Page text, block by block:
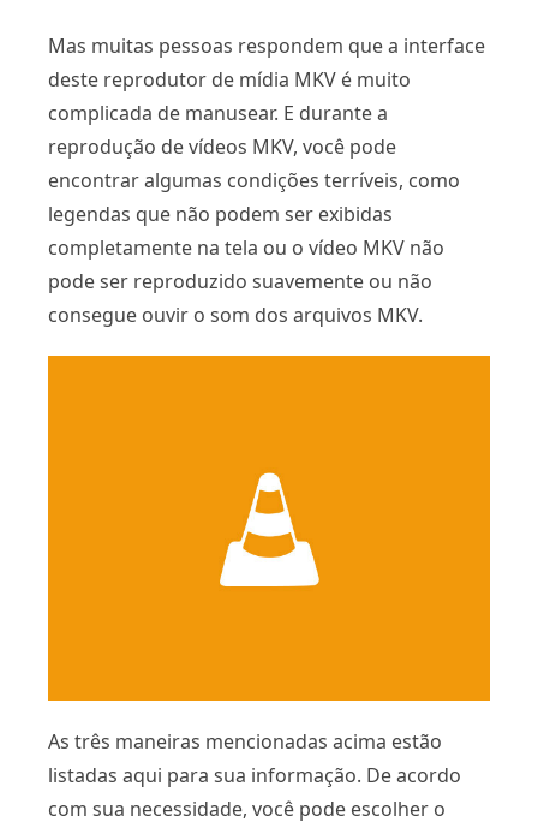
Mas muitas pessoas respondem que a interface
deste reprodutor de mídia MKV é muito
complicada de manusear. E durante a
reprodução de vídeos MKV, você pode
encontrar algumas condições terríveis, como
legendas que não podem ser exibidas
completamente na tela ou o vídeo MKV não
pode ser reproduzido suavemente ou não
consegue ouvir o som dos arquivos MKV.
As três maneiras mencionadas acima estão
listadas aqui para sua informação. De acordo
com sua necessidade, você pode escolher o